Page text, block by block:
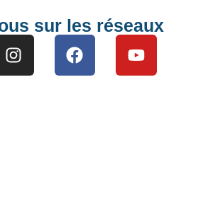
sur les réseaux